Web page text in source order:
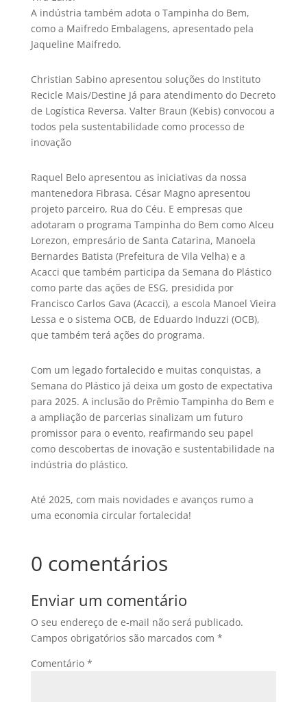
A indústria também adota o Tampinha do Bem,
como a Maifredo Embalagens, apresentado pela
Jaqueline Maifredo.
Christian Sabino apresentou soluções do Instituto
Recicle Mais/Destine Já para atendimento do Decreto
de Logística Reversa. Valter Braun (Kebis) convocou a
todos pela sustentabilidade como processo de
inovação
Raquel Belo apresentou as iniciativas da nossa
mantenedora Fibrasa. César Magno apresentou
projeto parceiro, Rua do Céu. E empresas que
adotaram o programa Tampinha do Bem como Alceu
Lorezon, empresário de Santa Catarina, Manoela
Bernardes Batista (Prefeitura de Vila Velha) e a
Acacci que também participa da Semana do Plástico
como parte das ações de ESG, presidida por
Francisco Carlos Gava (Acacci), a escola Manoel Vieira
Lessa e o sistema OCB, de Eduardo Induzzi (OCB),
que também terá ações do programa.
Com um legado fortalecido e muitas conquistas, a
Semana do Plástico já deixa um gosto de expectativa
para 2025. A inclusão do Prêmio Tampinha do Bem e
a ampliação de parcerias sinalizam um futuro
promissor para o evento, reafirmando seu papel
como descobertas de inovação e sustentabilidade na
indústria do plástico.
Até 2025, com mais novidades e avanços rumo a
uma economia circular fortalecida!
0 comentários
Enviar um comentário
O seu endereço de e-mail não será publicado.
Campos obrigatórios são marcados com *
Comentário *